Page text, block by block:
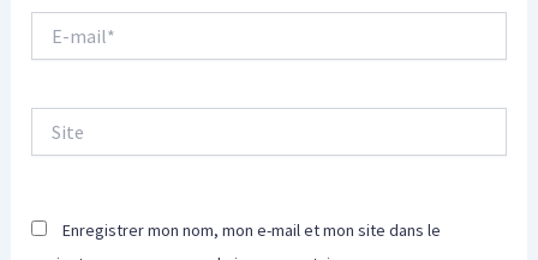
mail*
Enregistrer mon nom, mon e-mail et mon site dans le